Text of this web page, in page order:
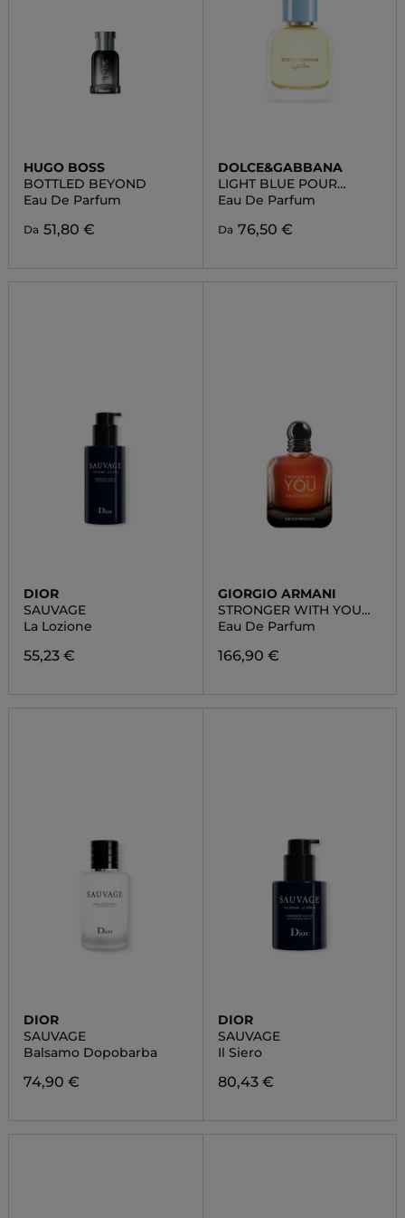
HUGO BOSS
BOTTLED BEYOND
Eau De Parfum
Da 51,80 €
DOLCE&GABBANA
LIGHT BLUE POUR
HOMME
Eau De Parfum
Da 76,50 €
DIOR
SAUVAGE
La Lozione
55,23 €
GIORGIO ARMANI
STRONGER WITH YOU
ABSOLUTELY
Eau De Parfum
166,90 €
DIOR
SAUVAGE
Balsamo Dopobarba
74,90 €
DIOR
SAUVAGE
Il Siero
80,43 €